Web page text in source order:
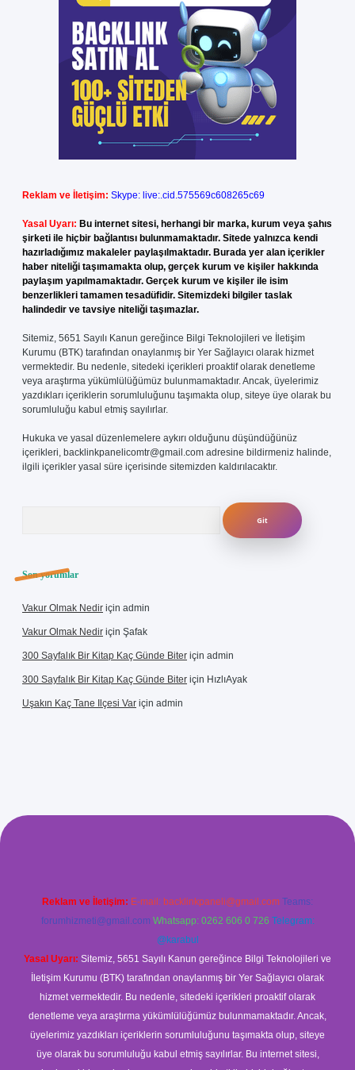
Reklam ve İletişim: Skype: live:.cid.575569c608265c69
Yasal Uyarı: Bu internet sitesi, herhangi bir marka, kurum veya şahıs
şirketi ile hiçbir bağlantısı bulunmamaktadır. Sitede yalnızca kendi
hazırladığımız makaleler paylaşılmaktadır. Burada yer alan içerikler
haber niteliği taşımamakta olup, gerçek kurum ve kişiler hakkında
paylaşım yapılmamaktadır. Gerçek kurum ve kişiler ile isim
benzerlikleri tamamen tesadüfidir. Sitemizdeki bilgiler taslak
halindedir ve tavsiye niteliği taşımazlar.
Sitemiz, 5651 Sayılı Kanun gereğince Bilgi Teknolojileri ve İletişim
Kurumu (BTK) tarafından onaylanmış bir Yer Sağlayıcı olarak hizmet
vermektedir. Bu nedenle, sitedeki içerikleri proaktif olarak denetleme
veya araştırma yükümlülüğümüz bulunmamaktadır. Ancak, üyelerimiz
yazdıkları içeriklerin sorumluluğunu taşımakta olup, siteye üye olarak bu
sorumluluğu kabul etmiş sayılırlar.
Hukuka ve yasal düzenlemelere aykırı olduğunu düşündüğünüz
içerikleri, backlinkpanelicomtr@gmail.com adresine bildirmeniz halinde,
ilgili içerikler yasal süre içerisinde sitemizden kaldırılacaktır.
Son yorumlar
Vakur Olmak Nedir için admin
Vakur Olmak Nedir için Şafak
300 Sayfalık Bir Kitap Kaç Günde Biter için admin
300 Sayfalık Bir Kitap Kaç Günde Biter için HızlıAyak
Uşakın Kaç Tane Ilçesi Var için admin
Reklam ve İletişim: E-mail: backlinkpaneli@gmail.com Teams:
forumhizmeti@gmail.com Whatsapp: 0262 606 0 726 Telegram:
@karabul
Yasal Uyarı: Sitemiz, 5651 Sayılı Kanun gereğince Bilgi Teknolojileri ve
İletişim Kurumu (BTK) tarafından onaylanmış bir Yer Sağlayıcı olarak
hizmet vermektedir. Bu nedenle, sitedeki içerikleri proaktif olarak
denetleme veya araştırma yükümlülüğümüz bulunmamaktadır. Ancak,
üyelerimiz yazdıkları içeriklerin sorumluluğunu taşımakta olup, siteye
üye olarak bu sorumluluğu kabul etmiş sayılırlar. Bu internet sitesi,